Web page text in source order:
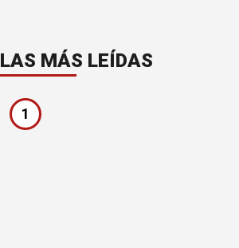
LAS MÁS LEÍDAS
1